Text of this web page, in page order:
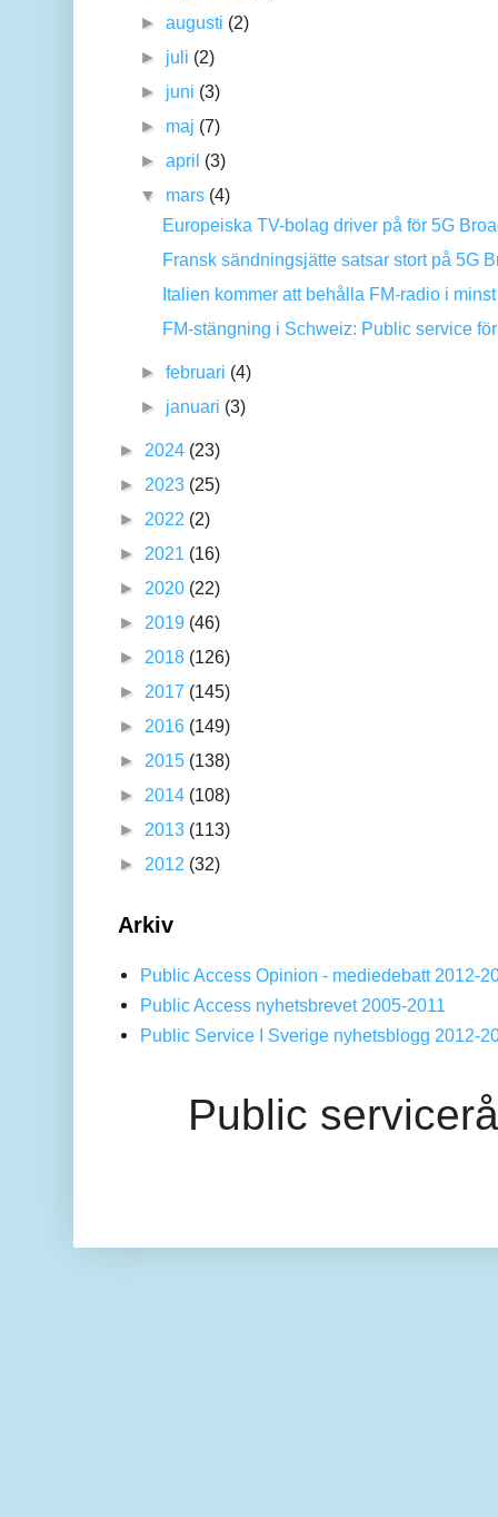
►augusti (2)
► juli (2)
► juni (3)
► maj (7)
►april (3)
▼ mars (4)
Europeiska TV-bolag driver på för 5G
Fransk sändningsjätte satsar stort på 5G
Italien kommer att behålla FM-radio i
FM-stängning i Schweiz: Public service
►februari (4)
► januari (3)
► 2024 (23)
► 2023 (25)
► 2022 (2)
► 2021 (16)
► 2020 (22)
► 2019 (46)
► 2018 (126)
► 2017 (145)
► 2016 (149)
► 2015 (138)
► 2014 (108)
► 2013 (113)
► 2012 (32)
Arkiv
Public Access Opinion - mediedebatt 2012-
Public Access nyhetsbrevet 2005-2011
Public Service I Sverige nyhetsblogg 2012-
Public